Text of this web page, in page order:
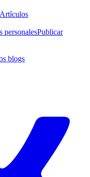
Artículos
personalesPublicar
blogs